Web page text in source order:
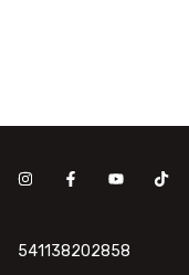
541138202858